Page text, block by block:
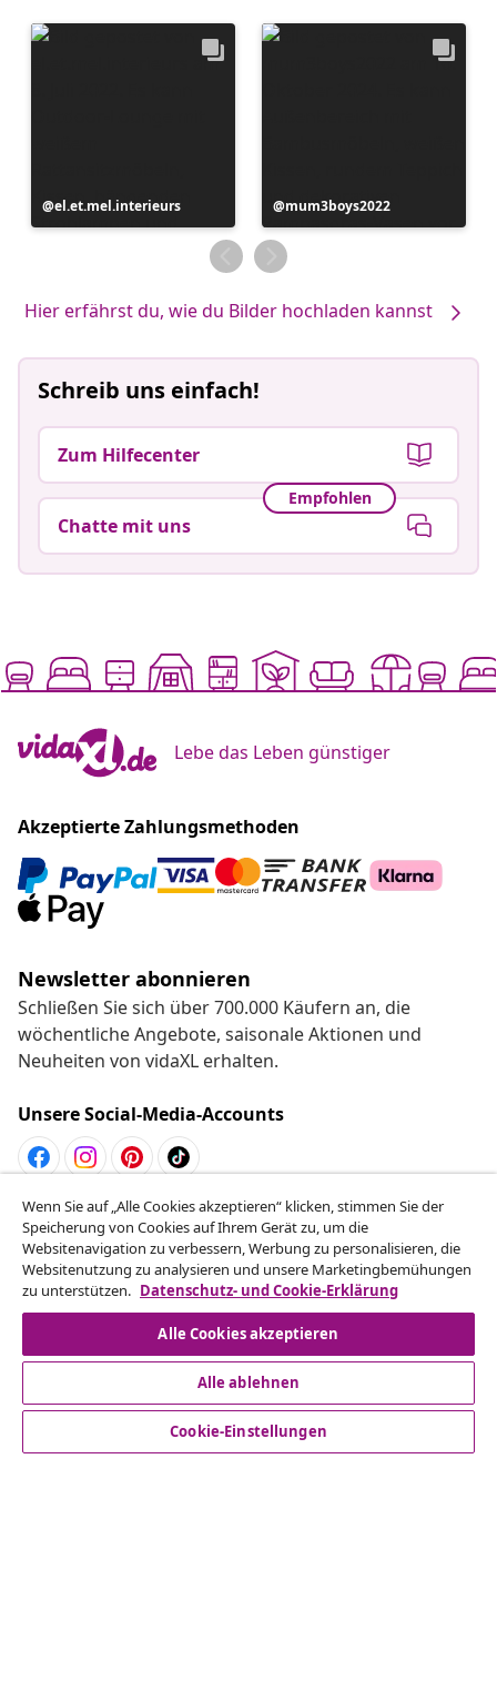
Beitrag
veröffentlicht
el.et.mel.interieurs
Beitrag
veröffentlicht
von
mum3boys2022
Hier erfährst du, wie du Bilder hochladen kannst
Schreib uns einfach!
Zum Hilfecenter
Empfohlen
Chatte mit uns
Lebe das Leben günstiger
Akzeptierte Zahlungsmethoden
Newsletter abonnieren
Schließen Sie sich über 700.000 Käufern an, die
wöchentliche Angebote, saisonale Aktionen und
Neuheiten von vidaXL erhalten.
Unsere Social-Media-Accounts
Vom Vertrag zurücktreten
Reiche einen Widerrufsantrag für deine Bestellung
ein.
Vom Vertrag zurücktreten
Wenn Sie auf „Alle Cookies akzeptieren“ klicken, stimmen Sie der
Speicherung von Cookies auf Ihrem Gerät zu, um die
Websitenavigation zu verbessern, Werbung zu personalisieren, die
Websitenutzung zu analysieren und unsere Marketingbemühungen
zu unterstützen. Datenschutz- und Cookie-Erklärung
Alle Cookies akzeptieren
Alle ablehnen
Cookie-Einstellungen